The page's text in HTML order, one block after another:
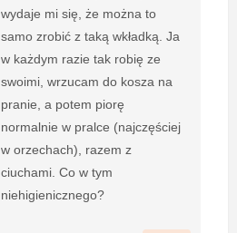
wydaje mi się, że można to
samo zrobić z taką wkładką. Ja
w każdym razie tak robię ze
swoimi, wrzucam do kosza na
pranie, a potem piorę
normalnie w pralce (najczęściej
w orzechach), razem z
ciuchami. Co w tym
niehigienicznego?